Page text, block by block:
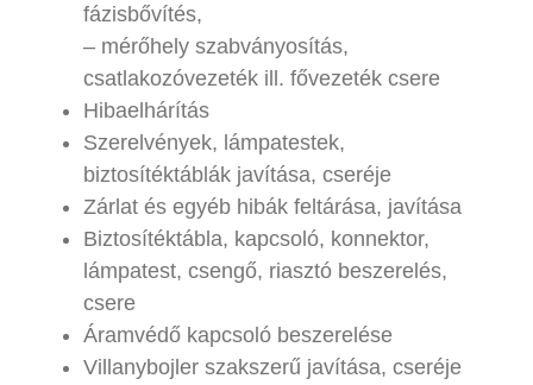
fázisbővítés,
– mérőhely szabványosítás,
csatlakozóvezeték ill. fővezeték csere
Hibaelhárítás
Szerelvények, lámpatestek,
biztosítéktáblák javítása, cseréje
Zárlat és egyéb hibák feltárása, javítása
Biztosítéktábla, kapcsoló, konnektor,
lámpatest, csengő, riasztó beszerelés,
csere
Áramvédő kapcsoló beszerelése
Villanybojler szakszerű javítása, cseréje